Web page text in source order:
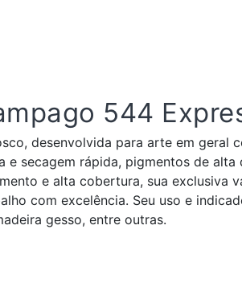
544
desenvolvida para arte em geral
e secagem rápida, pigmentos de
e alta cobertura, sua exclusiva
com excelência. Seu uso e
gesso, entre outras.